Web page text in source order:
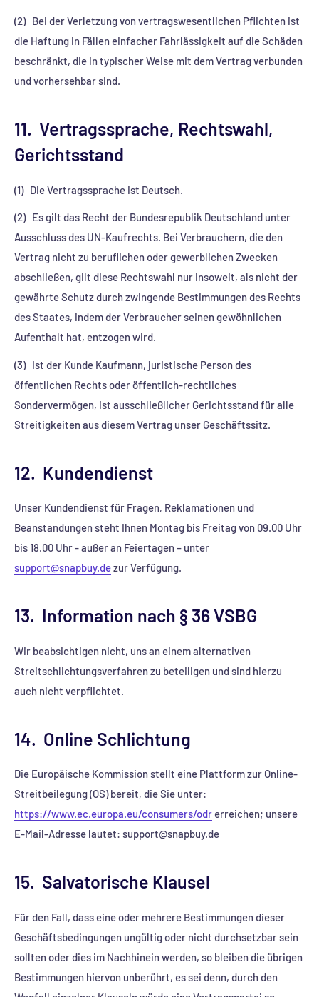
(2) Bei der Verletzung von vertragswesentlichen Pflichten ist
die Haftung in Fällen einfacher Fahrlässigkeit auf die Schäden
beschränkt, die in typischer Weise mit dem Vertrag verbunden
und vorhersehbar sind.
11. Vertragssprache, Rechtswahl,
Gerichtsstand
(1) Die Vertragssprache ist Deutsch.
(2) Es gilt das Recht der Bundesrepublik Deutschland unter
Ausschluss des UN-Kaufrechts. Bei Verbrauchern, die den
Vertrag nicht zu beruflichen oder gewerblichen Zwecken
abschließen, gilt diese Rechtswahl nur insoweit, als nicht der
gewährte Schutz durch zwingende Bestimmungen des Rechts
des Staates, indem der Verbraucher seinen gewöhnlichen
Aufenthalt hat, entzogen wird.
(3) Ist der Kunde Kaufmann, juristische Person des
öffentlichen Rechts oder öffentlich-rechtliches
Sondervermögen, ist ausschließlicher Gerichtsstand für alle
Streitigkeiten aus diesem Vertrag unser Geschäftssitz.
12. Kundendienst
Unser Kundendienst für Fragen, Reklamationen und
Beanstandungen steht Ihnen Montag bis Freitag von 09.00 Uhr
bis 18.00 Uhr - außer an Feiertagen – unter
support@snapbuy.dezur Verfügung.
13. Information nach § 36 VSBG
Wir beabsichtigen nicht, uns an einem alternativen
Streitschlichtungsverfahren zu beteiligen und sind hierzu
auch nicht verpflichtet.
14. Online Schlichtung
Die Europäische Kommission stellt eine Plattform zur Online-
Streitbeilegung (OS) bereit, die Sie unter:
https://www.ec.europa.eu/consumers/odrerreichen; unsere
E-Mail-Adresse lautet: support@snapbuy.de
15. Salvatorische Klausel
Für den Fall, dass eine oder mehrere Bestimmungen dieser
Geschäftsbedingungen ungültig oder nicht durchsetzbar sein
sollten oder dies im Nachhinein werden, so bleiben die übrigen
Bestimmungen hiervon unberührt, es sei denn, durch den